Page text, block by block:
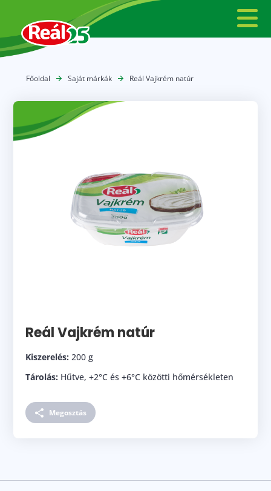
Főoldal Saját márkák Reál Vajkrém natúr
Reál Vajkrém natúr
Kiszerelés: 200 g
Tárolás: Hűtve, +2°C és +6°C közötti hőmérsékleten
Megosztás